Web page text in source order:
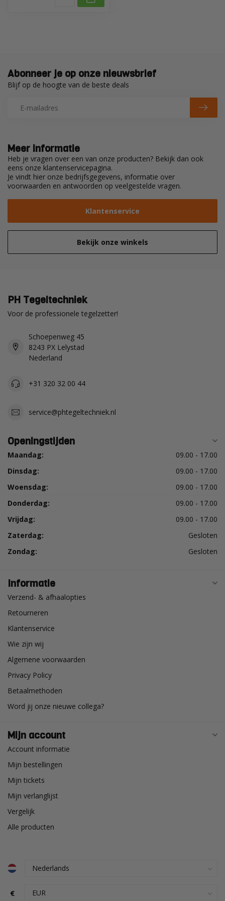
Meer informatie
Heb je vragen over een van onze producten? Bekijk dan ook
eens onze klantenservicepagina.
Je vindt hier onze bedrijfsgegevens, informatie over
voorwaarden en antwoorden op veelgestelde vragen.
Klantenservice
Bekijk onze winkels
Abonneer je op onze nieuwsbrief
Blijf op de hoogte van de beste deals
PH Tegeltechniek
Voor de professionele tegelzetter!
Schoepenweg 45
8243 PX Lelystad
Nederland
+31 320 32 00 44
service@phtegeltechniek.nl
Openingstijden
Maandag:
09.00 - 17.00
Dinsdag:
09.00 - 17.00
Woensdag:
09.00 - 17.00
Donderdag:
09.00 - 17.00
Vrijdag:
09.00 - 17.00
Zaterdag:
Gesloten
Zondag:
Gesloten
Informatie
Verzend- & afhaalopties
Retourneren
Klantenservice
Wie zijn wij
Algemene voorwaarden
Privacy Policy
Betaalmethoden
Word jij onze nieuwe collega?
Mijn account
Account informatie
Mijn bestellingen
Mijn tickets
Mijn verlanglijst
Vergelijk
Alle producten
€